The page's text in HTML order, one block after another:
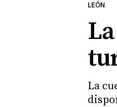
LEÓN
La